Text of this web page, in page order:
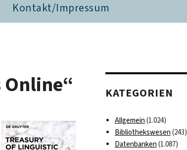
Kontakt/Impressum
KATEGORIEN
Allgemein (1.024)
Bibliothekswesen (243)
Datenbanken (1.087)